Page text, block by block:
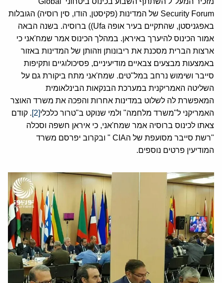
Security Forum של המדינות (פקיסטן, הודו, סין רוסיה) הגובלות
באפגניסטן, שהתקיים בעיר אופה Ufa)) ברוסיה. בשנה הבאה
אמור הכינוס להיערך באיראן. במהלך הכינוס אמר שמח'אני כי
ארצות הברית מסכנת את ריבונותן וזהותן של המדינות באזור
באמצעות מבצעים צבאיים מודיעיניים, פסיכולוגיים ותקיפות
סייבר ושימוש נרחב במל"טים. שמח'אני מתח ביקורת גם על
השליטה האמריקנית במערכת הבנקאות הבינלאומית
המאפשרת לה לשלוט במדינות אחרות והפכה את משרד האוצר
האמריקני ל"משרד מלחמה" ולמי שנוקט ב"טרור כלכלי[2]
. קודם
צאתו לכינוס ברוסיה אמר שמח'אני, כי איראן חשפה וסכלה
"רשת סייבר מסועפת של הCIA " ובקרוב יפרסם משרד
המודיעין פרטים נוספים.